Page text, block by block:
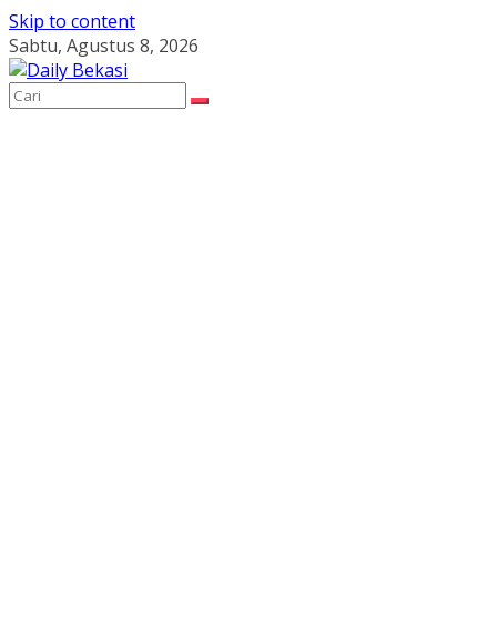
Skip to content
Sabtu, Agustus 8, 2026